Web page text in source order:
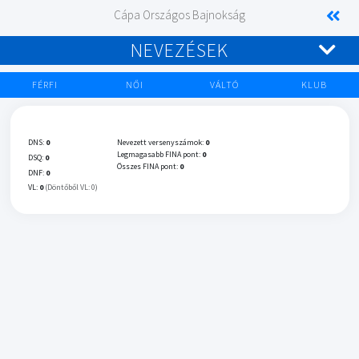
Cápa Országos Bajnokság
NEVEZÉSEK
FÉRFI NŐI VÁLTÓ KLUB
DNS: 0
DSQ: 0
DNF: 0
VL: 0 (Döntőből VL: 0)
Nevezett versenyszámok: 0
Legmagasabb FINA pont: 0
Összes FINA pont: 0